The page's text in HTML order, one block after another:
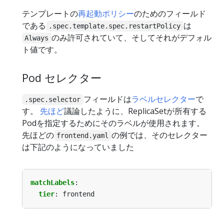
テンプレートの再起動ポリシーのためのフィールド
である
.spec.template.spec.restartPolicy は
Always のみ許可されていて、そしてそれがデフォル
ト値です。
Pod セレクター
.spec.selector フィールドはラベルセレクターで
す。 先ほど議論したように、ReplicaSetが所有する
Podを指定するためにそのラベルが使用されます。
先ほどの frontend.yaml の例では、そのセレクター
は下記のようになっていました
matchLabels:
tier: frontend